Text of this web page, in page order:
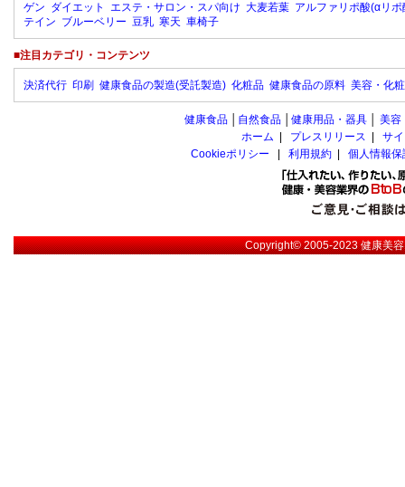
ゲン ダイエット エステ・サロン・スパ向け 大麦若葉 アルファリポ酸(αリポ
テイン ブルーベリー 豆乳 寒天 車椅子
■注目カテゴリ・コンテンツ
決済代行 印刷 健康食品の製造(受託製造) 化粧品 健康食品の原料 美容・化
健康食品 自然食品 健康用品・器具 美容
ホーム
プレスリリース
サ
Cookieポリシー
利用規約 個人情報
Copyright© 2005-2023健康美